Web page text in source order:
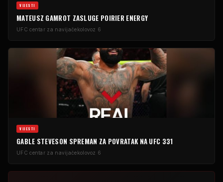
VIJESTI
MATEUSZ GAMROT ZASLUGE POIRIER ENERGY
UFC centar za navijače kolovoz 6
VIJESTI
GABLE STEVESON SPREMAN ZA POVRATAK NA UFC 331
UFC centar za navijače kolovoz 6